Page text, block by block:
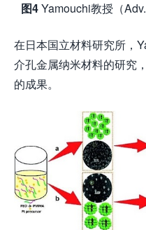
图4Yamouchi教授（
在日本国立材料研究所，
介孔金属纳米材料的研究
的成果。